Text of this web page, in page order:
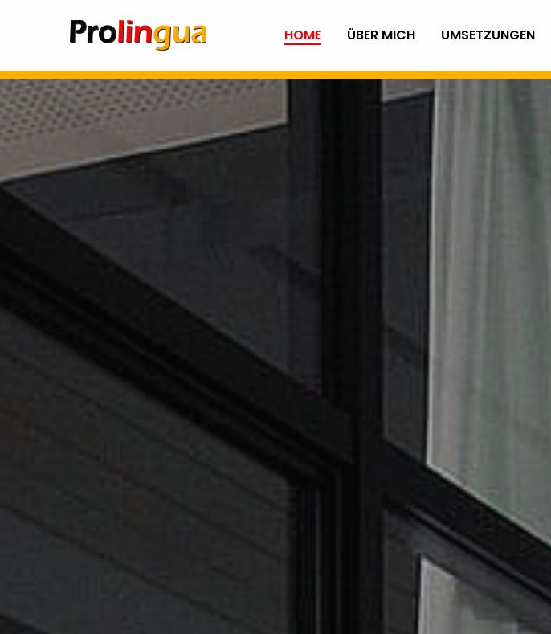
Prolingua
Fachübersetzungen Deutsch < > Polnisch
HOME ÜBER MICH UMSETZUNGEN